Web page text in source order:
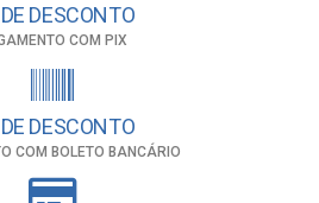
DESCONTO
COM PIX
DESCONTO
COM BOLETO BANCÁRIO